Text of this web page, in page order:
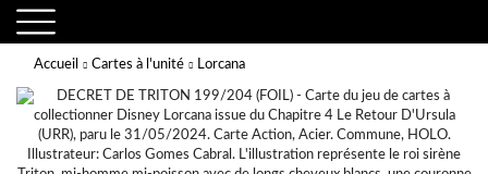
Accueil Cartes à l'unité Lorcana